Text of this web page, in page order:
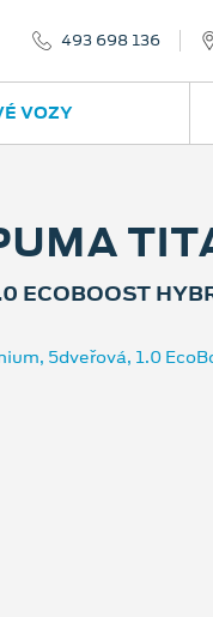
493 698 136
VOZY
ECOBOOST